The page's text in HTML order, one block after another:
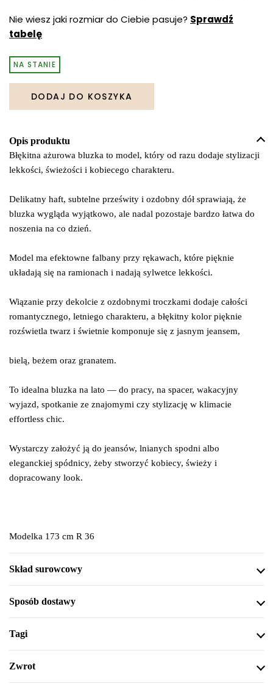
Nie wiesz jaki rozmiar do Ciebie pasuje? Sprawdź
tabelę
NA STANIE
DODAJ DO KOSZYKA
Opis produktu
Błękitna ażurowa bluzka to model, który od razu dodaje stylizacji
lekkości, świeżości i kobiecego charakteru.
Delikatny haft, subtelne prześwity i ozdobny dół sprawiają, że
bluzka wygląda wyjątkowo, ale nadal pozostaje bardzo łatwa do
noszenia na co dzień.
Model ma efektowne falbany przy rękawach, które pięknie
układają się na ramionach i nadają sylwetce lekkości.
Wiązanie przy dekolcie z ozdobnymi troczkami dodaje całości
romantycznego, letniego charakteru, a błękitny kolor pięknie
rozświetla twarz i świetnie komponuje się z jasnym jeansem,
bielą, beżem oraz granatem.
To idealna bluzka na lato — do pracy, na spacer, wakacyjny
wyjazd, spotkanie ze znajomymi czy stylizację w klimacie
effortless chic.
Wystarczy założyć ją do jeansów, lnianych spodni albo
eleganckiej spódnicy, żeby stworzyć kobiecy, świeży i
dopracowany look.
Modelka 173 cm R 36
Skład surowcowy
Sposób dostawy
Tagi
Zwrot